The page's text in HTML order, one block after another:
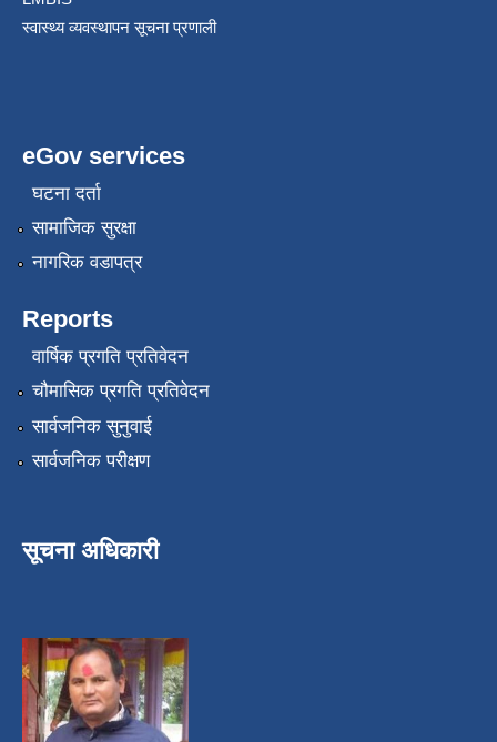
स्वास्थ्य व्यवस्थापन सूचना प्रणाली
eGov services
घटना दर्ता
सामाजिक सुरक्षा
नागरिक वडापत्र
Reports
वार्षिक प्रगति प्रतिवेदन
चौमासिक प्रगति प्रतिवेदन
सार्वजनिक सुनुवाई
सार्वजनिक परीक्षण
सूचना अधिकारी